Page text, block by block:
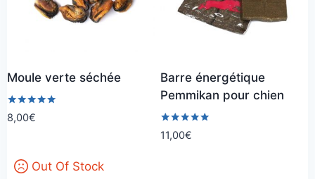
Moule verte séchée
Note
5.00
8,00€
Out Of Stock
Barre énergétique
Pemmikan pour chien
Note
5.00
11,00€